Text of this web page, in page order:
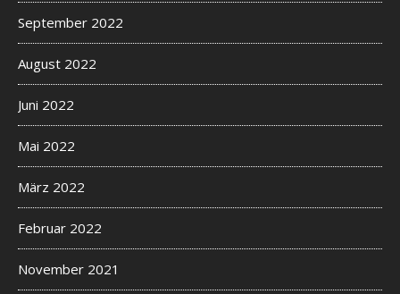
September 2022
August 2022
Juni 2022
Mai 2022
März 2022
Februar 2022
November 2021